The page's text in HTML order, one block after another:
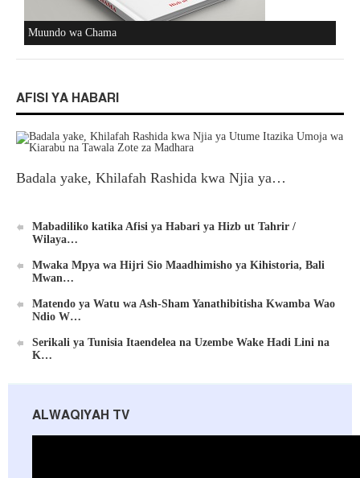
Muundo wa Chama
AFISI YA HABARI
Badala yake, Khilafah Rashida kwa Njia ya…
Mabadiliko katika Afisi ya Habari ya Hizb ut Tahrir /
Wilaya…
Mwaka Mpya wa Hijri Sio Maadhimisho ya Kihistoria, Bali
Mwan…
Matendo ya Watu wa Ash-Sham Yanathibitisha Kwamba Wao
Ndio W…
Serikali ya Tunisia Itaendelea na Uzembe Wake Hadi Lini na
K…
ALWAQIYAH TV